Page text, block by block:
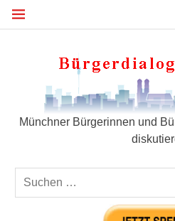
Zum
Münchner Bürgerinnen und